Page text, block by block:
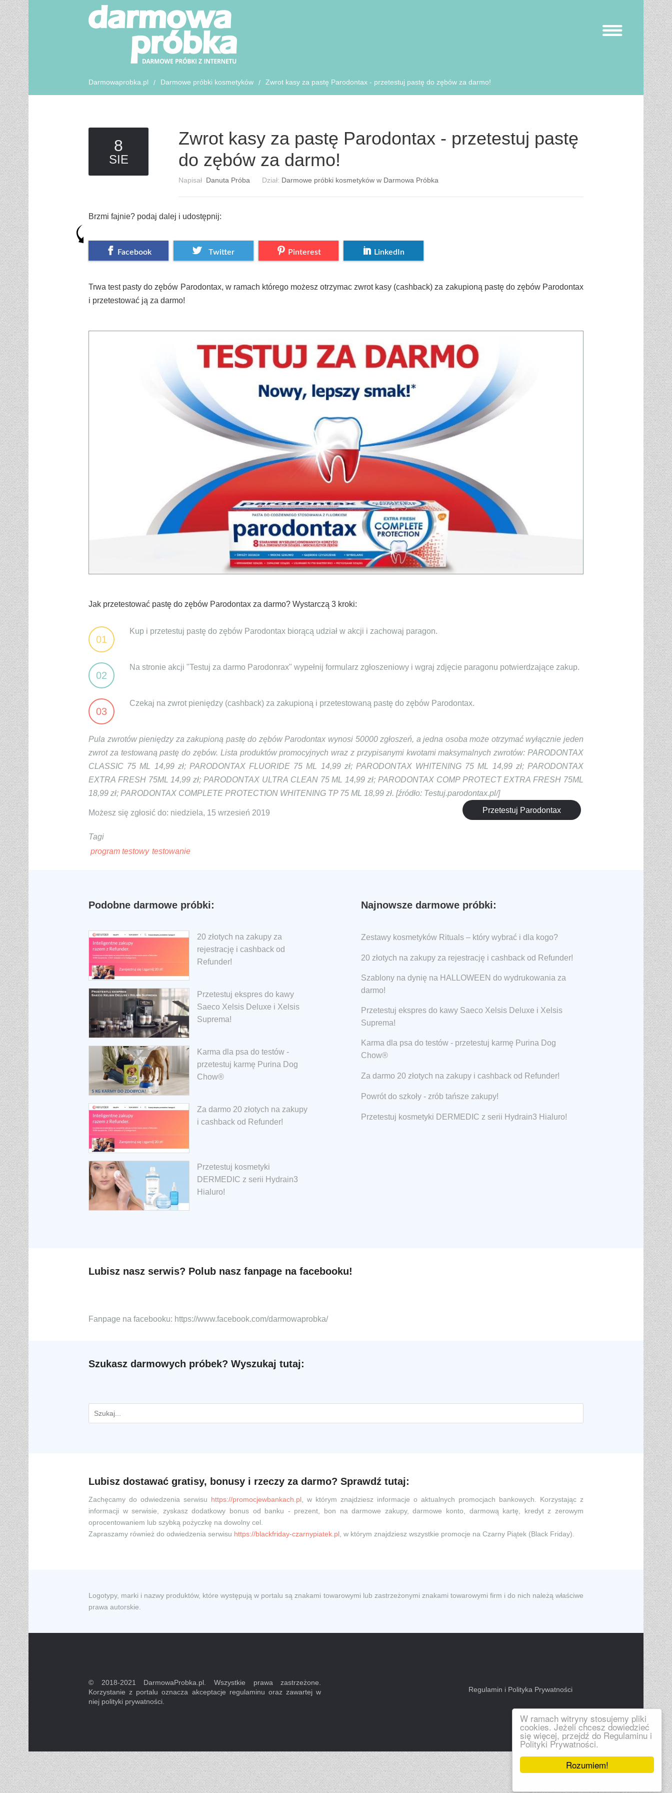
Rozumiem!
W ramach witryny stosujemy pliki
cookies. Jeżeli chcesz dowiedzieć
się więcej, przejdź do Regulaminu i
Polityki Prywatności.
Darmowaprobka.pl / Darmowe próbki kosmetyków / Zwrot kasy za pastę Parodontax - przetestuj pastę do zębów za darmo!
8
SIE
Zwrot kasy za pastę Parodontax - przetestuj pastę
do zębów za darmo!
Napisał Danuta Próba Dział: Darmowe próbki kosmetyków w Darmowa Próbka
Brzmi fajnie? podaj dalej i udostępnij:
Facebook Twitter Pinterest LinkedIn
Trwa test pasty do zębów Parodontax, w ramach którego możesz otrzymac zwrot kasy (cashback) za zakupioną pastę do zębów Parodontax
i przetestować ją za darmo!
Jak przetestować pastę do zębów Parodontax za darmo? Wystarczą 3 kroki:
01
Kup i przetestuj pastę do zębów Parodontax biorącą udział w akcji i zachowaj paragon.
02
Na stronie akcji "Testuj za darmo Parodonrax" wypełnij formularz zgłoszeniowy i wgraj zdjęcie paragonu potwierdzające zakup.
03
Czekaj na zwrot pieniędzy (cashback) za zakupioną i przetestowaną pastę do zębów Parodontax.
Pula zwrotów pieniędzy za zakupioną pastę do zębów Parodontax wynosi 50000 zgłoszeń, a jedna osoba może otrzymać wyłącznie jeden
zwrot za testowaną pastę do zębów. Lista produktów promocyjnych wraz z przypisanymi kwotami maksymalnych zwrotów: PARODONTAX
CLASSIC 75 ML 14,99 zł; PARODONTAX FLUORIDE 75 ML 14,99 zł; PARODONTAX WHITENING 75 ML 14,99 zł; PARODONTAX
EXTRA FRESH 75ML 14,99 zł; PARODONTAX ULTRA CLEAN 75 ML 14,99 zł; PARODONTAX COMP PROTECT EXTRA FRESH 75ML
18,99 zł; PARODONTAX COMPLETE PROTECTION WHITENING TP 75 ML 18,99 zł. [źródło: Testuj.parodontax.pl/]
Przetestuj Parodontax
Możesz się zgłosić do: niedziela, 15 wrzesień 2019
Tagi
program testowy testowanie
Podobne darmowe próbki:
20 złotych na zakupy za
rejestrację i cashback od
Refunder!
Przetestuj ekspres do kawy
Saeco Xelsis Deluxe i Xelsis
Suprema!
Karma dla psa do testów -
przetestuj karmę Purina Dog
Chow®
Za darmo 20 złotych na zakupy
i cashback od Refunder!
Przetestuj kosmetyki
DERMEDIC z serii Hydrain3
Hialuro!
Najnowsze darmowe próbki:
Zestawy kosmetyków Rituals – który wybrać i dla kogo?
20 złotych na zakupy za rejestrację i cashback od Refunder!
Szablony na dynię na HALLOWEEN do wydrukowania za
darmo!
Przetestuj ekspres do kawy Saeco Xelsis Deluxe i Xelsis
Suprema!
Karma dla psa do testów - przetestuj karmę Purina Dog
Chow®
Za darmo 20 złotych na zakupy i cashback od Refunder!
Powrót do szkoły - zrób tańsze zakupy!
Przetestuj kosmetyki DERMEDIC z serii Hydrain3 Hialuro!
Lubisz nasz serwis? Polub nasz fanpage na facebooku!
Fanpage na facebooku: https://www.facebook.com/darmowaprobka/
Szukasz darmowych próbek? Wyszukaj tutaj:
Lubisz dostawać gratisy, bonusy i rzeczy za darmo? Sprawdź tutaj:
Zachęcamy do odwiedzenia serwisu https://promocjewbankach.pl , w którym znajdziesz informacje o aktualnych promocjach bankowych. Korzystając z
informacji w serwisie, zyskasz dodatkowy bonus od banku - prezent, bon na darmowe zakupy, darmowe konto, darmową kartę, kredyt z zerowym
oprocentowaniem lub szybką pożyczkę na dowolny cel.
Zapraszamy również do odwiedzenia serwisu https://blackfriday-czarnypiatek.pl , w którym znajdziesz wszystkie promocje na Czarny Piątek (Black Friday).
Logotypy, marki i nazwy produktów, które występują w portalu są znakami towarowymi lub zastrzeżonymi znakami towarowymi firm i do nich należą właściwe
prawa autorskie.
© 2018-2021 DarmowaProbka.pl. Wszystkie prawa zastrzeżone.
Korzystanie z portalu oznacza akceptacje regulaminu oraz zawartej w
niej polityki prywatności.
Regulamin i Polityka Prywatności